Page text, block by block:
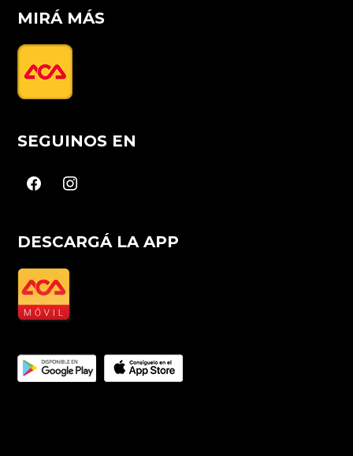
MIRÁ MÁS
SEGUINOS EN
facebookinstagram
DESCARGÁ LA APP